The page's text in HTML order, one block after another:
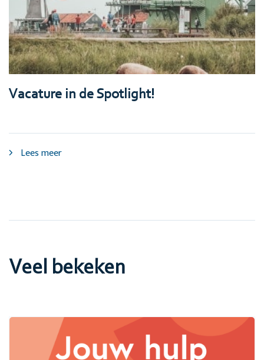
Vacature in de Spotlight!
Lees meer
Veel bekeken